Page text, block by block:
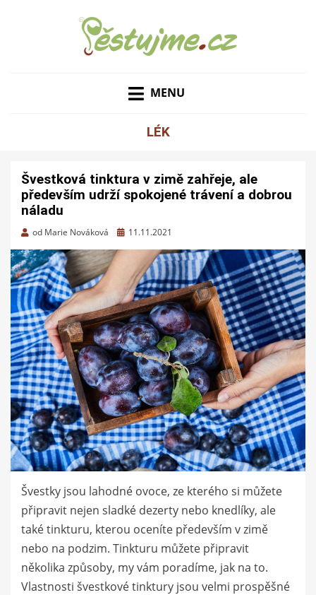
MENU
LÉK
Švestková tinktura v zimě zahřeje, ale
především udrží spokojené trávení a dobrou
náladu
od Marie Nováková
Zveřejněno
11.11.2021
Švestky jsou lahodné ovoce, ze kterého si můžete
připravit nejen sladké dezerty nebo knedlíky, ale
také tinkturu, kterou oceníte především v zimě
nebo na podzim. Tinkturu můžete připravit
několika způsoby, my vám poradíme, jak na to.
Vlastnosti švestkové tinktury jsou velmi prospěšné